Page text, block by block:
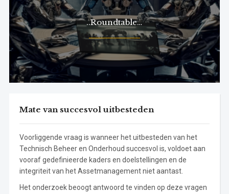
..Roundtable…
Mate van succesvol uitbesteden
Voorliggende vraag is wanneer het uitbesteden van het
Technisch Beheer en Onderhoud succesvol is, voldoet aan
vooraf gedefinieerde kaders en doelstellingen en de
integriteit van het Assetmanagement niet aantast.
Het onderzoek beoogt antwoord te vinden op deze vragen